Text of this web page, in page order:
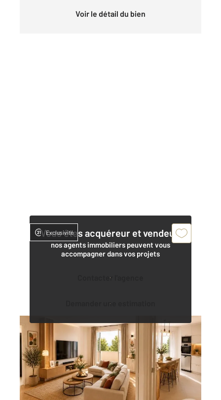
Voir le détail du bien
Vous êtes acquéreur et vendeur,
nos agents immobiliers peuvent vous
accompagner dans vos projets
Contacter l'agence
Demander une estimation
Exclusivité
VILLEURBANNE 69
70 m
, 3 pièces
Ref : 136352
Appartement à vendre
225 000 €
Visiter le site dédié